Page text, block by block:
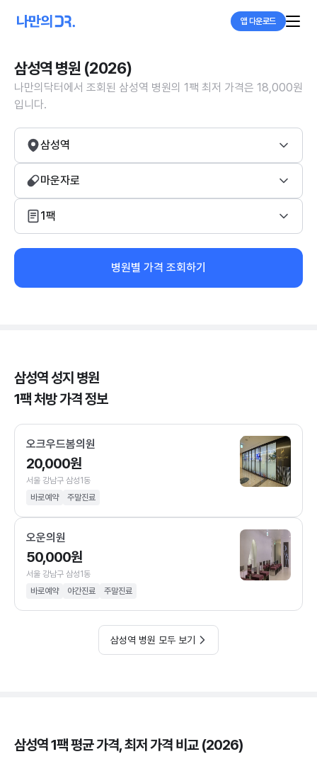
앱 다운로드
삼성역 병원 (2026)
나만의닥터에서 조회된 삼성역 병원의 1팩 최저 가격은 18,000원
입니다.
삼성역
마운자로
1팩
병원별 가격 조회하기
삼성역 성지 병원
1팩 처방 가격 정보
오크우드봄의원
20,000원
서울 강남구 삼성1동
바로예약
주말진료
오운의원
50,000원
서울 강남구 삼성1동
바로예약
야간진료 주말진료
삼성역 병원 모두 보기
삼성역 1팩 평균 가격, 최저 가격 비교 (2026)